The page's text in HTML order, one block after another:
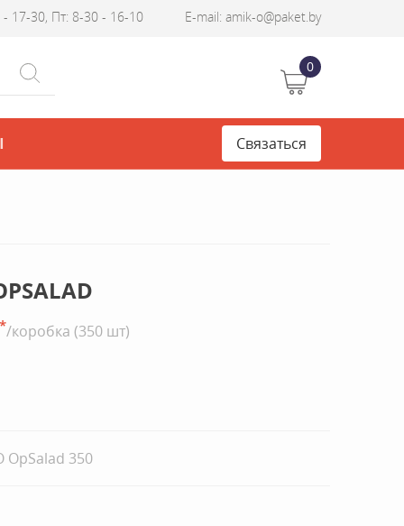
17-30, Пт: 8-30 - 16-10 E-mail: amik-o@paket.by
0
Связаться
*/коробка (350 шт)
OpSalad 350